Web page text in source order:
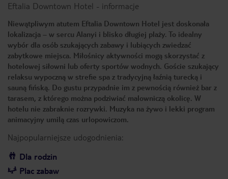
Eftalia Downtown Hotel - informacje
Niewątpliwym atutem Eftalia Downtown Hotel jest doskonała
lokalizacja – w sercu Alanyi i blisko długiej plaży. To idealny
wybór dla osób szukających zabawy i lubiących zwiedzać
zabytkowe miejsca. Miłośnicy aktywności mogą skorzystać z
hotelowej siłowni lub oferty sportów wodnych. Goście szukający
relaksu wypoczną w strefie spa z tradycyjną łaźnią turecką i
sauną fińską. Do gustu przypadnie im z pewnością również bar z
tarasem, z którego można podziwiać malowniczą okolicę. W
hotelu nie zabraknie rozrywki. Muzyka na żywo i lekki program
animacyjny umilą czas urlopowiczom.
Najpopularniejsze udogodnienia:
Dla rodzin
Plac zabaw